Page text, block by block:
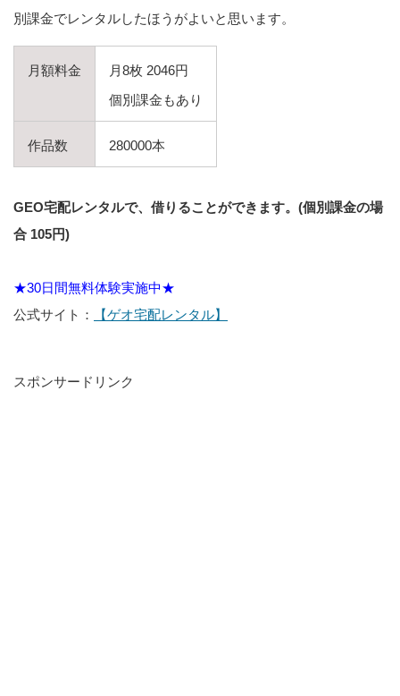
別課金でレンタルしたほうがよいと思います。
月額料金
月8枚 2046円
個別課金もあり
作品数 280000本
GEO宅配レンタルで、借りることができます。(個別課金の場
合 105円)
★30日間無料体験実施中★
公式サイト：
【ゲオ宅配レンタル】
スポンサードリンク